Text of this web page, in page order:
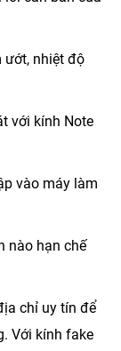
ướt, nhiệt độ
với kính Note
vào máy làm
nào hạn chế
chỉ uy tín để
Với kính fake